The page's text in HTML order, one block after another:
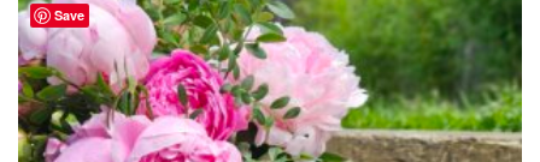
Save